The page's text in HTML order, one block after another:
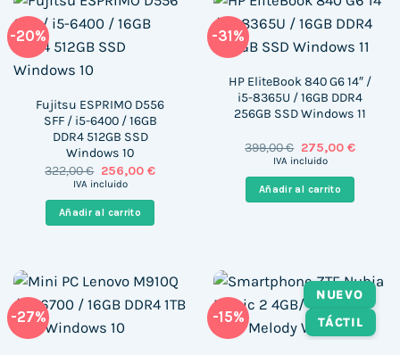
-20%
Fujitsu ESPRIMO D556
SFF / i5-6400 / 16GB
DDR4 512GB SSD
Windows 10
322,00€ El
precio
era:
322,00 €.
256,00 €El
es:
256,00 €.
IVA incluido
Añadir al carrito
-31%
HP EliteBook 840 G6 14″ /
i5-8365U / 16GB DDR4
256GB SSD Windows 11
399,00€ El
precio
era:
399,00 €.
275,00 €El
es:
275,00
IVA incluido
Añadir al carrito
-27% -15%
NUEVO
TÁCTIL